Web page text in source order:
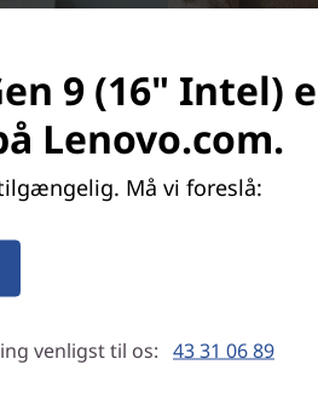
9 (16" Intel)
Lenovo.com.
Må vi foreslå:
venligst til os: 43 31 06 89